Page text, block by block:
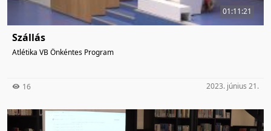
01:11:21
Szállás
Atlétika VB Önkéntes Program
16 2023. június 21.